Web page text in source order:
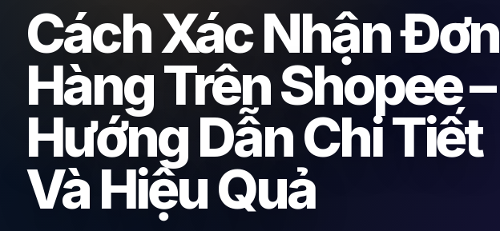
Cách Xác Nhận Đơn
Hàng Trên Shopee –
Hướng Dẫn Chi Tiết
Và Hiệu Quả